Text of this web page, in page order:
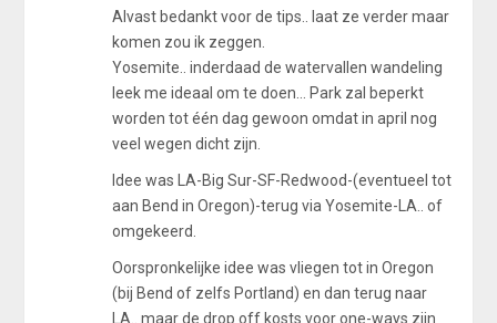
Alvast bedankt voor de tips.. laat ze verder maar
komen zou ik zeggen.
Yosemite.. inderdaad de watervallen wandeling
leek me ideaal om te doen... Park zal beperkt
worden tot één dag gewoon omdat in april nog
veel wegen dicht zijn.
Idee was LA-Big Sur-SF-Redwood-(eventueel tot
aan Bend in Oregon)-terug via Yosemite-LA.. of
omgekeerd.
Oorspronkelijke idee was vliegen tot in Oregon
(bij Bend of zelfs Portland) en dan terug naar
LA.. maar de drop off kosts voor one-ways zijn